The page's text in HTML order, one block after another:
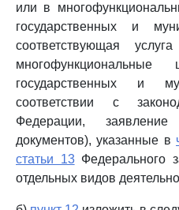
или в
государственных и
соответствующая
многофункциональные
государственных и
соответствии с
Федерации,
документов), указанные в
статьи 13Федерального
отдельных видов